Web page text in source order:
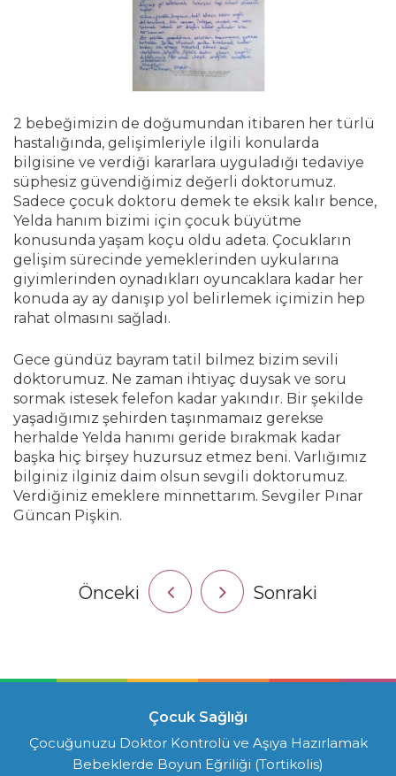
2 bebeğimizin de doğumundan itibaren her türlü
hastalığında, gelişimleriyle ilgili konularda
bilgisine ve verdiği kararlara uyguladığı tedaviye
süphesiz güvendiğimiz değerli doktorumuz.
Sadece çocuk doktoru demek te eksik kalır bence,
Yelda hanım bizimi için çocuk büyütme
konusunda yaşam koçu oldu adeta. Çocukların
gelişim sürecinde yemeklerinden uykularına
giyimlerinden oynadıkları oyuncaklara kadar her
konuda ay ay danışıp yol belirlemek içimizin hep
rahat olmasını sağladı.
Gece gündüz bayram tatil bilmez bizim sevili
doktorumuz. Ne zaman ihtiyaç duysak ve soru
sormak istesek felefon kadar yakındır. Bir şekilde
yaşadığımız şehirden taşınmamaız gerekse
herhalde Yelda hanımı geride bırakmak kadar
başka hiç birşey huzursuz etmez beni. Varlığımız
bilginiz ilginiz daim olsun sevgili doktorumuz.
Verdiğiniz emeklere minnettarım. Sevgiler Pınar
Güncan Pişkin.
Önceki Sonraki
Çocuk Sağlığı
Çocuğunuzu Doktor Kontrolü ve Aşıya Hazırlamak
Bebeklerde Boyun Eğriliği (Tortikolis)